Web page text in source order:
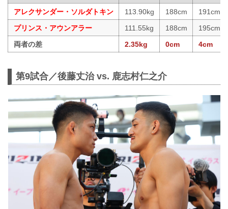
アレクサンダー・ソルダトキン
113.90kg 188cm
191cm
プリンス・アウンアラー
111.55kg 188cm
195cm
両者の差
2.35kg 0cm 4cm
第9試合／後藤丈治 vs. 鹿志村仁之介